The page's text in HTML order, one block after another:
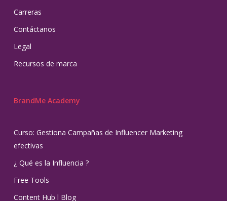
Carreras
Contáctanos
Legal
Recursos de marca
BrandMe Academy
Curso: Gestiona Campañas de Influencer Marketing
efectivas
¿ Qué es la Influencia ?
Free Tools
Content Hub l Blog